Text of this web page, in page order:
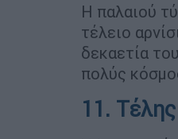
Η παλαιού
τέλειο
δεκαετία
πολύς
11. Τέλης